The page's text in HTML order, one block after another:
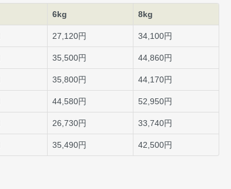
6kg 8kg
27,120円 34,100円
35,500円 44,860円
35,800円 44,170円
44,580円 52,950円
26,730円 33,740円
35,490円 42,500円